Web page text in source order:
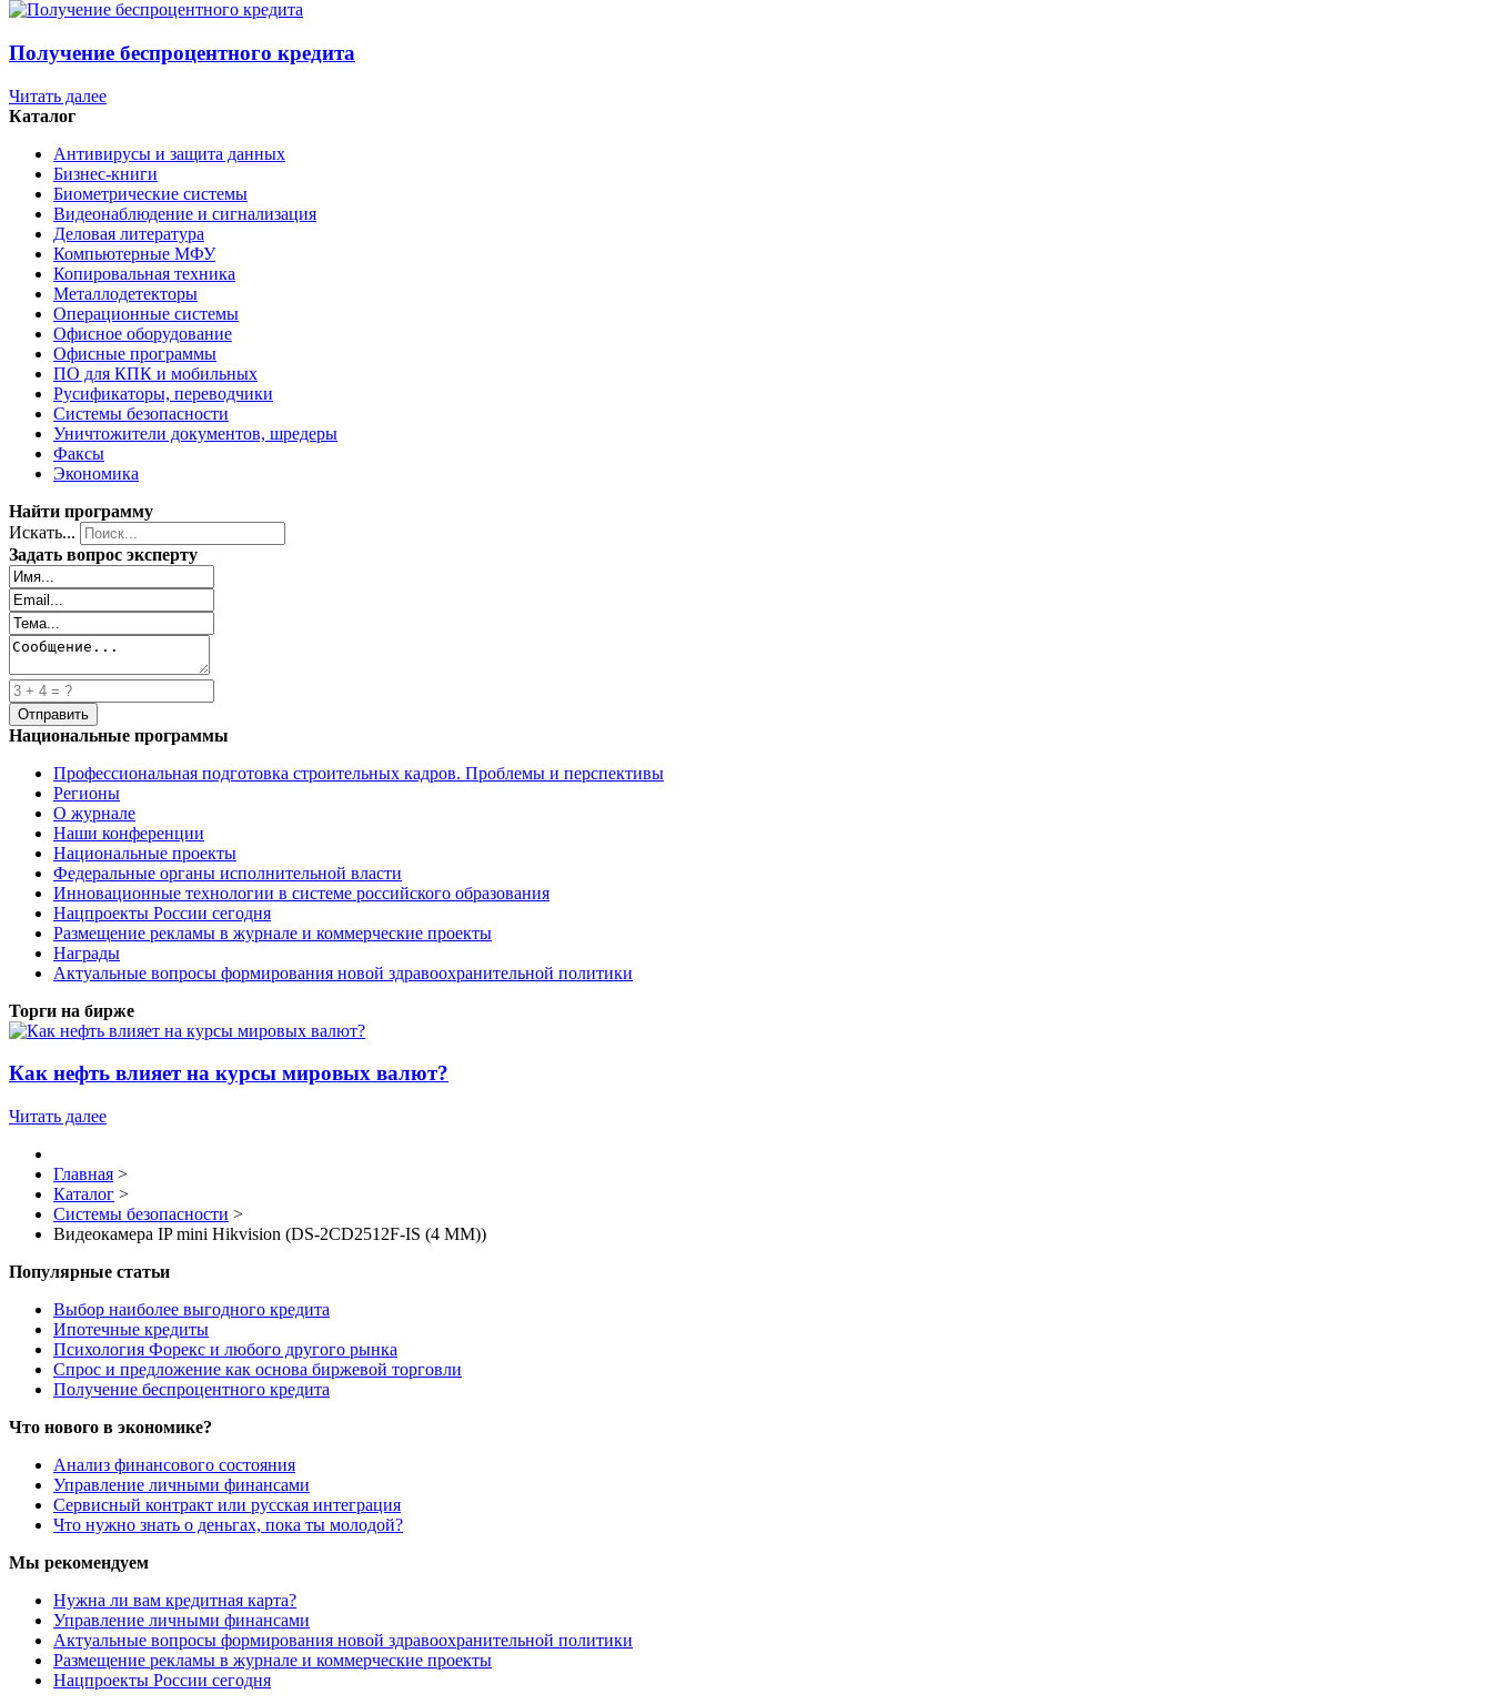
Получение беспроцентного кредита
Читать далее
Каталог
Антивирусы и защита данных
Бизнес-книги
Биометрические системы
Видеонаблюдение и сигнализация
Деловая литература
Компьютерные МФУ
Копировальная техника
Металлодетекторы
Операционные системы
Офисное оборудование
Офисные программы
ПО для КПК и мобильных
Русификаторы, переводчики
Системы безопасности
Уничтожители документов, шредеры
Факсы
Экономика
Найти программу
Искать...
Задать вопрос эксперту
Национальные программы
Профессиональная подготовка строительных кадров. Проблемы и перспективы
Регионы
О журнале
Наши конференции
Национальные проекты
Федеральные органы исполнительной власти
Инновационные технологии в системе российского образования
Нацпроекты России сегодня
Размещение рекламы в журнале и коммерческие проекты
Награды
Актуальные вопросы формирования новой здравоохранительной политики
Торги на бирже
Как нефть влияет на курсы мировых валют?
Читать далее
Главная >
Каталог >
Системы безопасности >
Видеокамера IP mini Hikvision (DS-2CD2512F-IS (4 MM))
Популярные статьи
Выбор наиболее выгодного кредита
Ипотечные кредиты
Психология Форекс и любого другого рынка
Спрос и предложение как основа биржевой торговли
Получение беспроцентного кредита
Что нового в экономике?
Анализ финансового состояния
Управление личными финансами
Сервисный контракт или русская интеграция
Что нужно знать о деньгах, пока ты молодой?
Мы рекомендуем
Нужна ли вам кредитная карта?
Управление личными финансами
Актуальные вопросы формирования новой здравоохранительной политики
Размещение рекламы в журнале и коммерческие проекты
Нацпроекты России сегодня